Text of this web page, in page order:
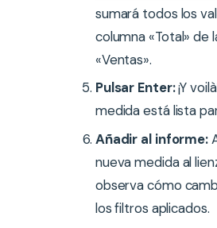
sumará todos los
columna «Total» de
«Ventas».
Pulsar Enter:¡Y
medida está lista
Añadir al informe:
nueva medida al
observa cómo
los filtros aplicados.